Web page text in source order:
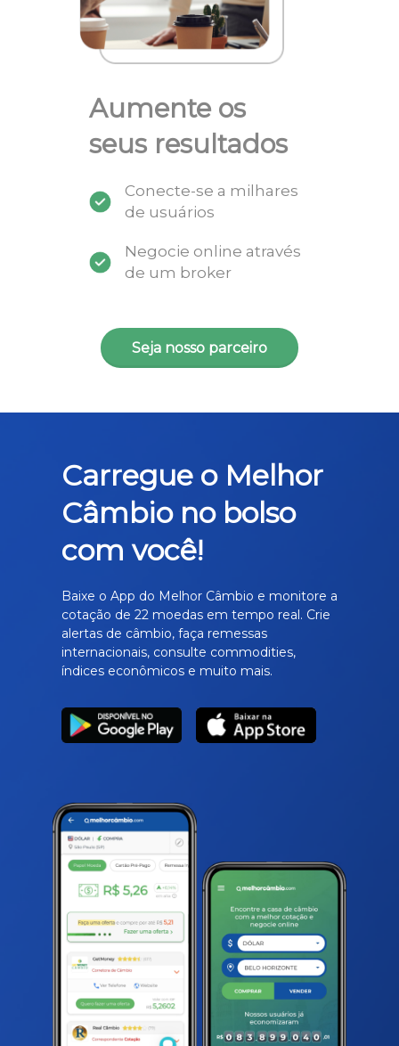
Aumente os
seus resultados
Conecte-se a milhares
de usuários
Negocie online através
de um broker
Seja nosso parceiro
Carregue o Melhor
Câmbio no bolso
com você!
Baixe o App do Melhor Câmbio e monitore a
cotação de 22 moedas em tempo real. Crie
alertas de câmbio, faça remessas
internacionais, consulte commodities,
índices econômicos e muito mais.